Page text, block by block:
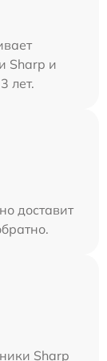
Sharp и
лет.
доставит
Sharp